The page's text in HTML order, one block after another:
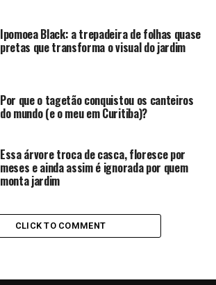
Ipomoea Black: a trepadeira de folhas quase
pretas que transforma o visual do jardim
Por que o tagetão conquistou os canteiros
do mundo (e o meu em Curitiba)?
Essa árvore troca de casca, floresce por
meses e ainda assim é ignorada por quem
monta jardim
CLICK TO COMMENT